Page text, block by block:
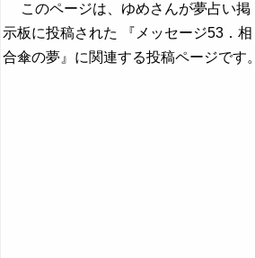
このページは、ゆめさんが夢占い掲
示板に投稿された 『メッセージ53．相
合傘の夢』に関連する投稿ページです。